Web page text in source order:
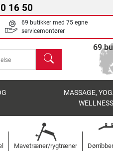
16 50
69 butikker med 75 egne
servicemontører
søg
69
MASSAGE,
Mavetræner/rygtræner